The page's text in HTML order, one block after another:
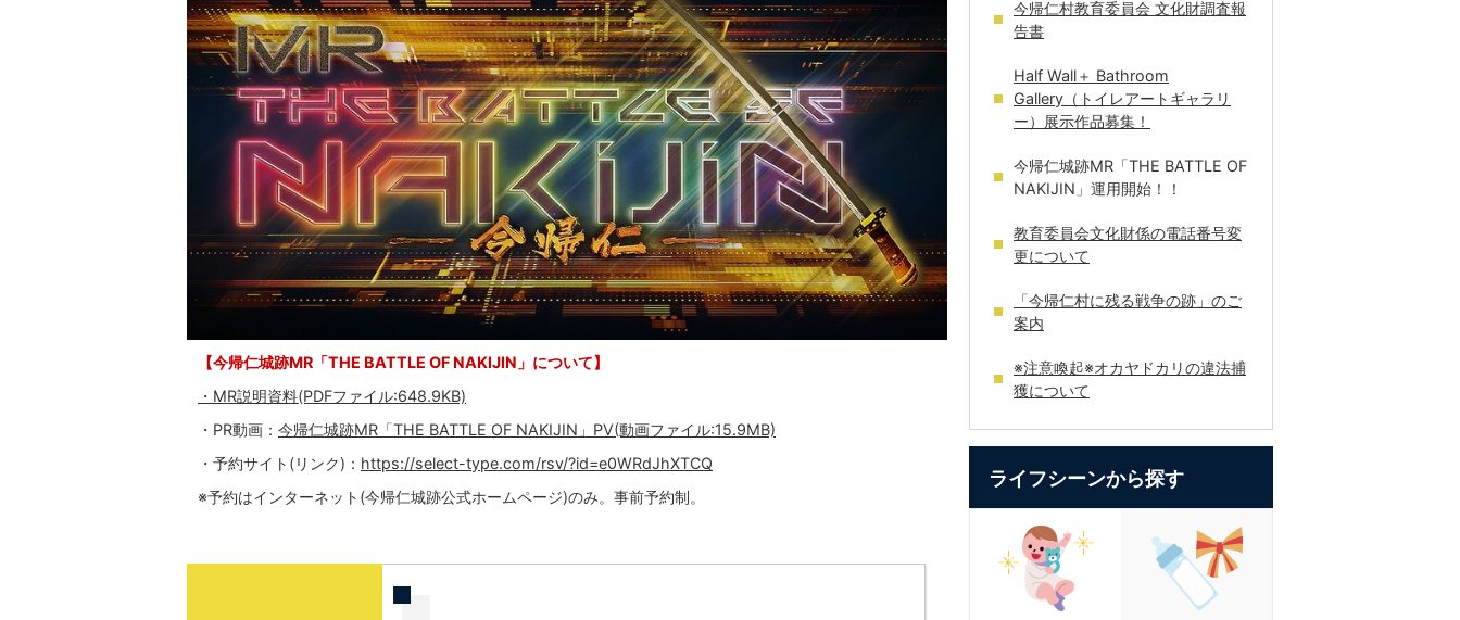
【今帰仁城跡MR「THE BATTLE OF NAKIJIN」について】
・MR説明資料(PDFファイル:648.9KB)
・PR動画： 今帰仁城跡MR「THE BATTLE OF NAKIJIN」PV(動画ファイル:15.9MB)
・予約サイト(リンク)： https://select-type.com/rsv/?id=e0WRdJhXTCQ
※予約はインターネット(今帰仁城跡公式ホームページ)のみ。事前予約制。
今帰仁村教育委員会 文化財調査報
告書
Half Wall＋ Bathroom
Gallery（トイレアートギャラリ
ー）展示作品募集！
今帰仁城跡MR「THE BATTLE OF
NAKIJIN」運用開始！！
教育委員会文化財係の電話番号変
更について
「今帰仁村に残る戦争の跡」のご
案内
※注意喚起※オカヤドカリの違法捕
獲について
ライフシーンから探す